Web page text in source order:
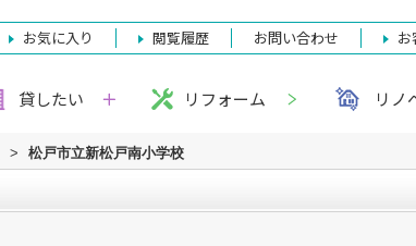
お気に入り 閲覧履歴 お問い合わせ お
貸したい リフォーム リノ
> 松戸市立新松戸南小学校